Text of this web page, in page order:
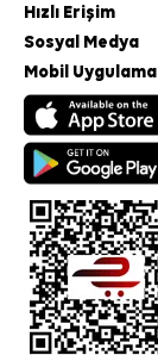
Hızlı Erişim
Sosyal Medya
Mobil Uygulama